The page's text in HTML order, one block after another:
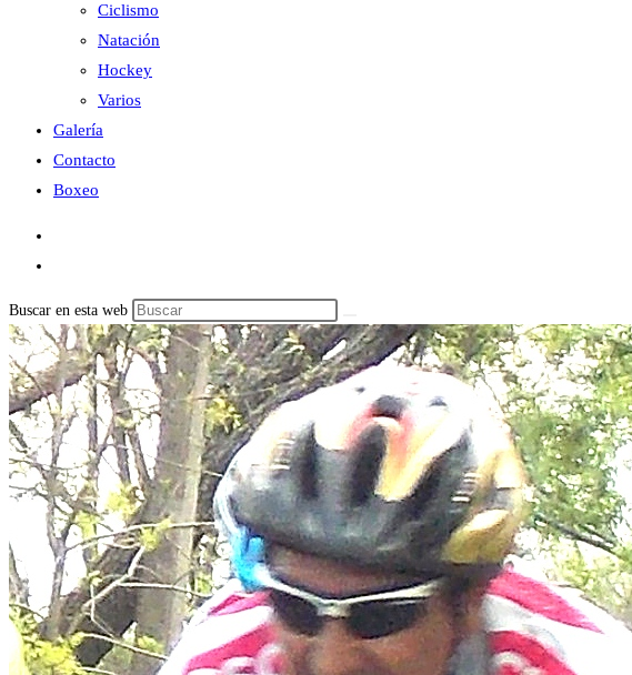
Ciclismo
Natación
Hockey
Varios
Galería
Contacto
Boxeo
Buscar en esta web